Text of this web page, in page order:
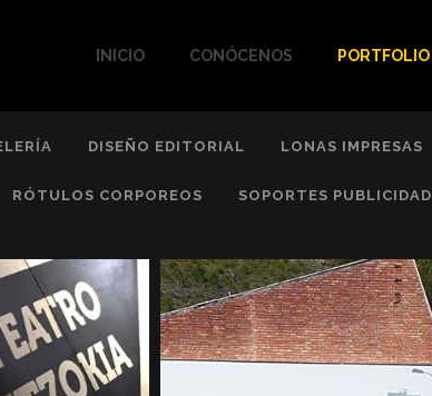
INICIO CONÓCENOS PORTFOLIO
DISEÑO EDITORIAL LONAS IMPRESAS
RÓTULOS CORPOREOS SOPORTES PUBLICIDAD